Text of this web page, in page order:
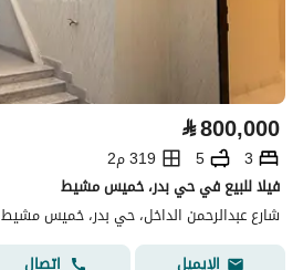
⃁800,000
3
5
319 م2
فيلا للبيع في حي بدر، خميس مشيط
شارع عبدالرحمن الداخل، حي بدر، خميس مشيط
الإيميل
اتصال